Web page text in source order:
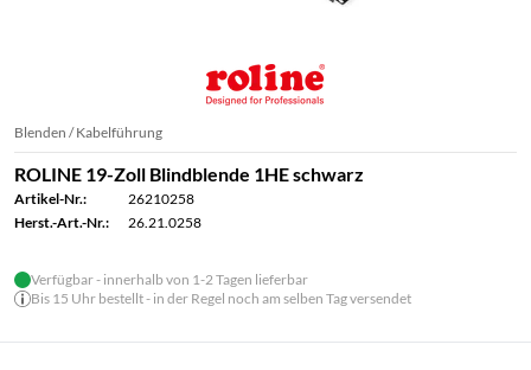
Blenden / Kabelführung
ROLINE 19-Zoll Blindblende 1HE schwarz
Artikel-Nr.:
26210258
Herst.-Art.-Nr.:
26.21.0258
Verfügbar - innerhalb von 1-2 Tagen lieferbar
Bis 15 Uhr bestellt - in der Regel noch am selben Tag versendet